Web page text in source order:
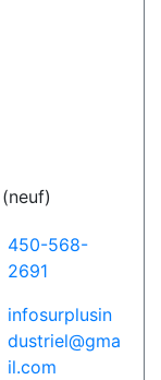
450-568-
2691
infosurplusin
dustriel@gma
il.com